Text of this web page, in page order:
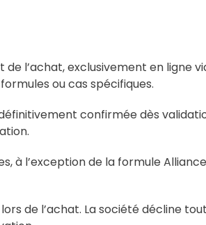
l’achat, exclusivement en ligne
ou cas spécifiques.
confirmée dès
à l’exception de la formule
de l’achat. La société décline